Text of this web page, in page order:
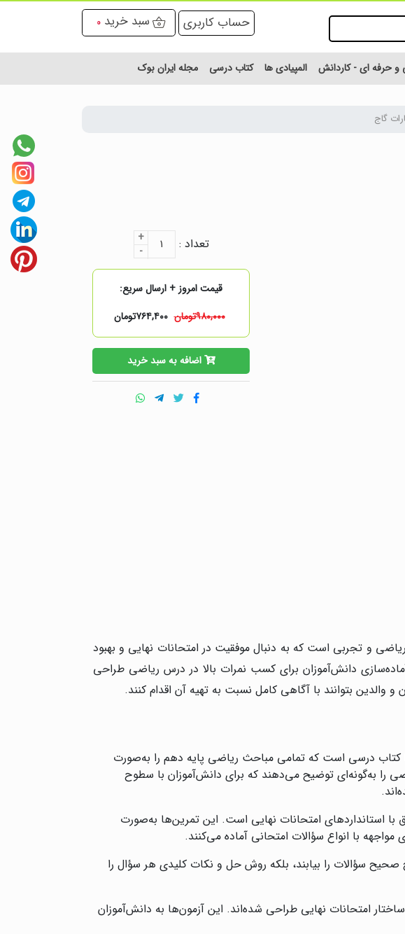
حساب کاربری سبد خرید 0
و حرفه ای - کاردانش المپیادی ها کتاب درسی مجله ایران بوک
گاج
تعداد : ۱
+
-
قیمت امروز + ارسال سریع:
۹۸۰,۰۰۰تومان ۷۶۴,۴۰۰تومان
اضافه به سبد خرید
و تجربی است که به دنبال موفقیت در امتحانات نهایی و بهبود
دانش‌آموزان برای کسب نمرات بالا در درس ریاضی طراحی
بتوانند با آگاهی کامل نسبت به تهیه آن اقدام کنند.
کتاب درسی است که تمامی مباحث ریاضی پایه دهم را به‌صورت
را به‌گونه‌ای توضیح می‌دهند که برای دانش‌آموزان با سطوح
استانداردهای امتحانات نهایی است. این تمرین‌ها به‌صورت
با انواع سؤالات امتحانی آماده می‌کنند.
سؤالات را بیابند، بلکه روش حل و نکات کلیدی هر سؤال را
امتحانات نهایی طراحی شده‌اند. این آزمون‌ها به دانش‌آموزان